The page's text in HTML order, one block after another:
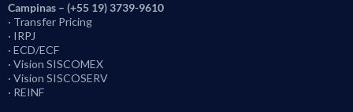
Campinas – (+55 19) 3739-9610
· Transfer Pricing
· IRPJ
· ECD/ECF
· Vision SISCOMEX
· Vision SISCOSERV
· REINF